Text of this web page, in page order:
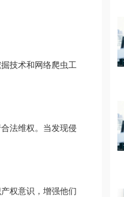
技术和网络爬虫工
法维权。当发现侵
权意识，增强他们